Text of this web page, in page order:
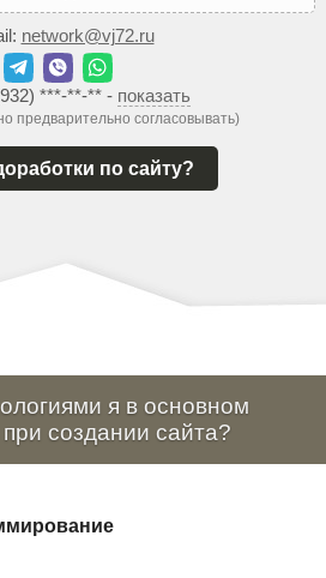
network@vj72.ru
***-**-** - показать
предварительно согласовывать)
по сайту?
я в основном
создании сайта?